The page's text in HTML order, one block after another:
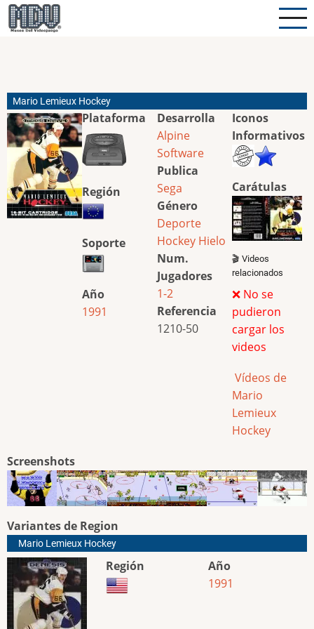
Pasar
al
Mario Lemieux Hockey
Plataforma
Región
Soporte
Año
1991
Desarrolla
Alpine
Software
Publica
Sega
Género
Deporte
Hockey Hielo
Num.
Jugadores
1-2
Referencia
1210-50
Iconos
Informativos
Carátulas
🎬 Videos
relacionados
❌ No se
pudieron
cargar los
videos
Vídeos de
Mario
Lemieux
Hockey
Screenshots
Variantes de Region
Mario Lemieux Hockey
Región
Año
1991